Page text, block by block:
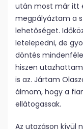
után most már itt
megpályáztam a
lehetőséget.
letelepedni, de
döntés
hiszen
is az. Jártam
álmom, hogy a
ellátogassak.
Az utazáson kívül